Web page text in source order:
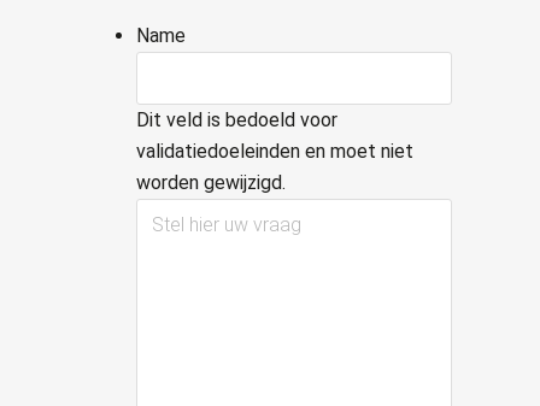
Name
Dit veld is bedoeld voor
validatiedoeleinden en moet niet
worden gewijzigd.
Stel